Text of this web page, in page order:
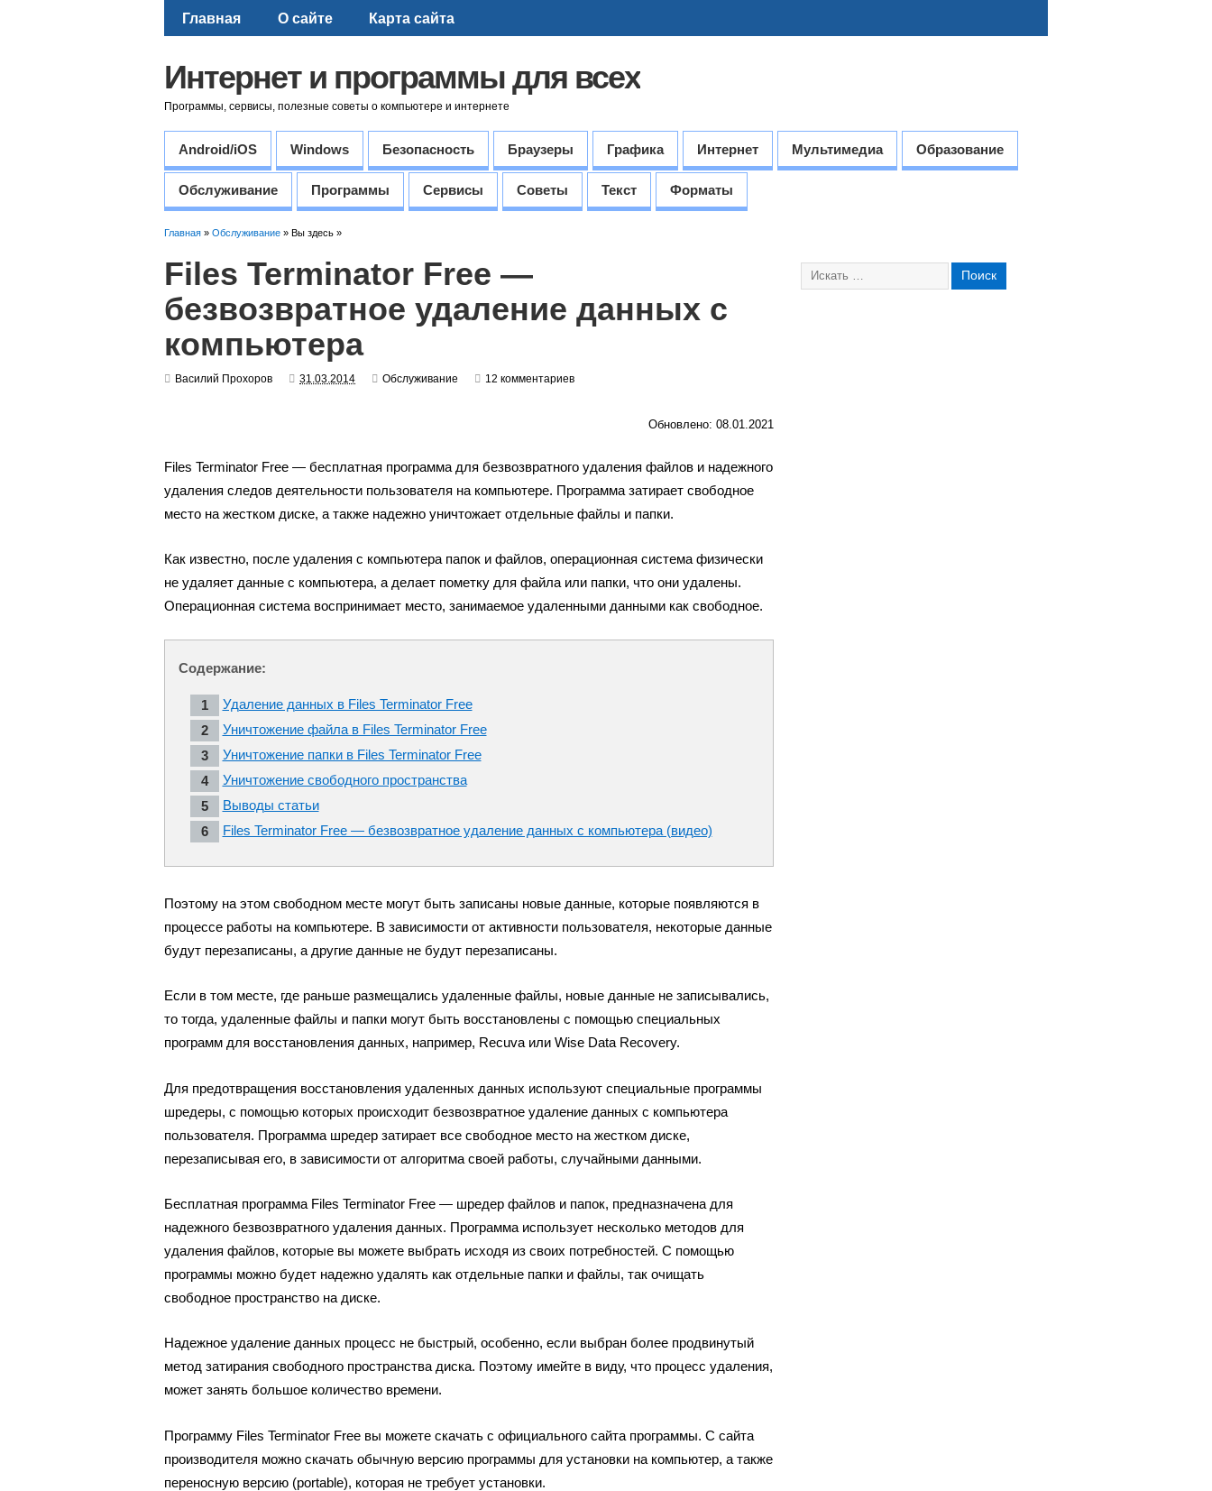
Главная О сайте Карта сайта
Интернет и программы для всех
Программы, сервисы, полезные советы о компьютере и интернете
Android/iOS Windows Безопасность Браузеры Графика Интернет Мультимедиа Образование
Обслуживание Программы Сервисы Советы Текст Форматы
Главная » Обслуживание » Вы здесь »
Files Terminator Free —
безвозвратное удаление данных с
компьютера
Василий Прохоров 31.03.2014 Обслуживание 12 комментариев
Обновлено: 08.01.2021
Files Terminator Free — бесплатная программа для безвозвратного удаления файлов и надежного
удаления следов деятельности пользователя на компьютере. Программа затирает свободное
место на жестком диске, а также надежно уничтожает отдельные файлы и папки.
Как известно, после удаления с компьютера папок и файлов, операционная система физически
не удаляет данные с компьютера, а делает пометку для файла или папки, что они удалены.
Операционная система воспринимает место, занимаемое удаленными данными как свободное.
Содержание:
Удаление данных в Files Terminator Free
Уничтожение файла в Files Terminator Free
Уничтожение папки в Files Terminator Free
Уничтожение свободного пространства
Выводы статьи
Files Terminator Free — безвозвратное удаление данных с компьютера (видео)
Поэтому на этом свободном месте могут быть записаны новые данные, которые появляются в
процессе работы на компьютере. В зависимости от активности пользователя, некоторые данные
будут перезаписаны, а другие данные не будут перезаписаны.
Если в том месте, где раньше размещались удаленные файлы, новые данные не записывались,
то тогда, удаленные файлы и папки могут быть восстановлены с помощью специальных
программ для восстановления данных, например, Recuva или Wise Data Recovery.
Для предотвращения восстановления удаленных данных используют специальные программы
шредеры, с помощью которых происходит безвозвратное удаление данных с компьютера
пользователя. Программа шредер затирает все свободное место на жестком диске,
перезаписывая его, в зависимости от алгоритма своей работы, случайными данными.
Бесплатная программа Files Terminator Free — шредер файлов и папок, предназначена для
надежного безвозвратного удаления данных. Программа использует несколько методов для
удаления файлов, которые вы можете выбрать исходя из своих потребностей. С помощью
программы можно будет надежно удалять как отдельные папки и файлы, так очищать
свободное пространство на диске.
Надежное удаление данных процесс не быстрый, особенно, если выбран более продвинутый
метод затирания свободного пространства диска. Поэтому имейте в виду, что процесс удаления,
может занять большое количество времени.
Программу Files Terminator Free вы можете скачать с официального сайта программы. С сайта
производителя можно скачать обычную версию программы для установки на компьютер, а также
переносную версию (portable), которая не требует установки.